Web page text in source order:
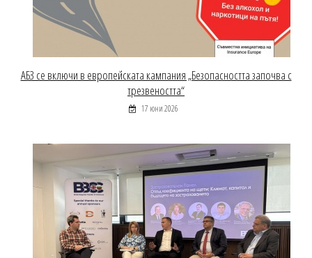
АБЗ се включи в европейската кампания „Безопасността започва с
трезвеността“
17 юни 2026